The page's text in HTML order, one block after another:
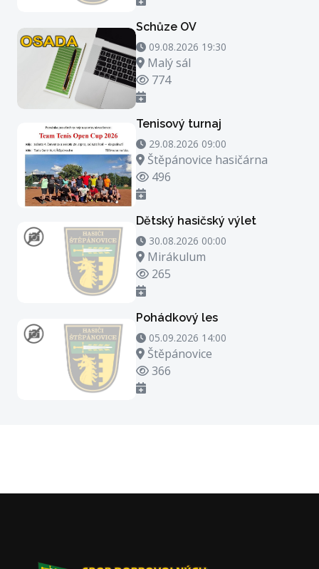
Schůze OV
09.08.2026 19:30 - 09.08.2026 20:30
09.08.2026 19:30
Místo konání
Malý sál
Počet zhlédnutí
774
Tenisový turnaj
29.08.2026 09:00 - 29.08.2026 23:00
29.08.2026 09:00
Místo konání
Štěpánovice hasičárna
Počet zhlédnutí
496
Dětský hasičský výlet
30.08.2026 00:00 - 30.08.2026 21:00
30.08.2026 00:00
Místo konání
Mirákulum
Počet zhlédnutí
265
Pohádkový les
05.09.2026 14:00 - 05.09.2026 15:00
05.09.2026 14:00
Místo konání
Štěpánovice
Počet zhlédnutí
366